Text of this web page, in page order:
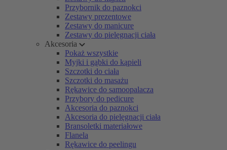
Przybornik do paznokci
Zestawy prezentowe
Zestawy do manicure
Zestawy do pielęgnacji ciała
Akcesoria
Pokaż wszystkie
Myjki i gąbki do kąpieli
Szczotki do ciała
Szczotki do masażu
Rękawice do samoopalacza
Przybory do pedicure
Akcesoria do paznokci
Akcesoria do pielęgnacji ciała
Bransoletki materiałowe
Flanela
Rękawice do peelingu